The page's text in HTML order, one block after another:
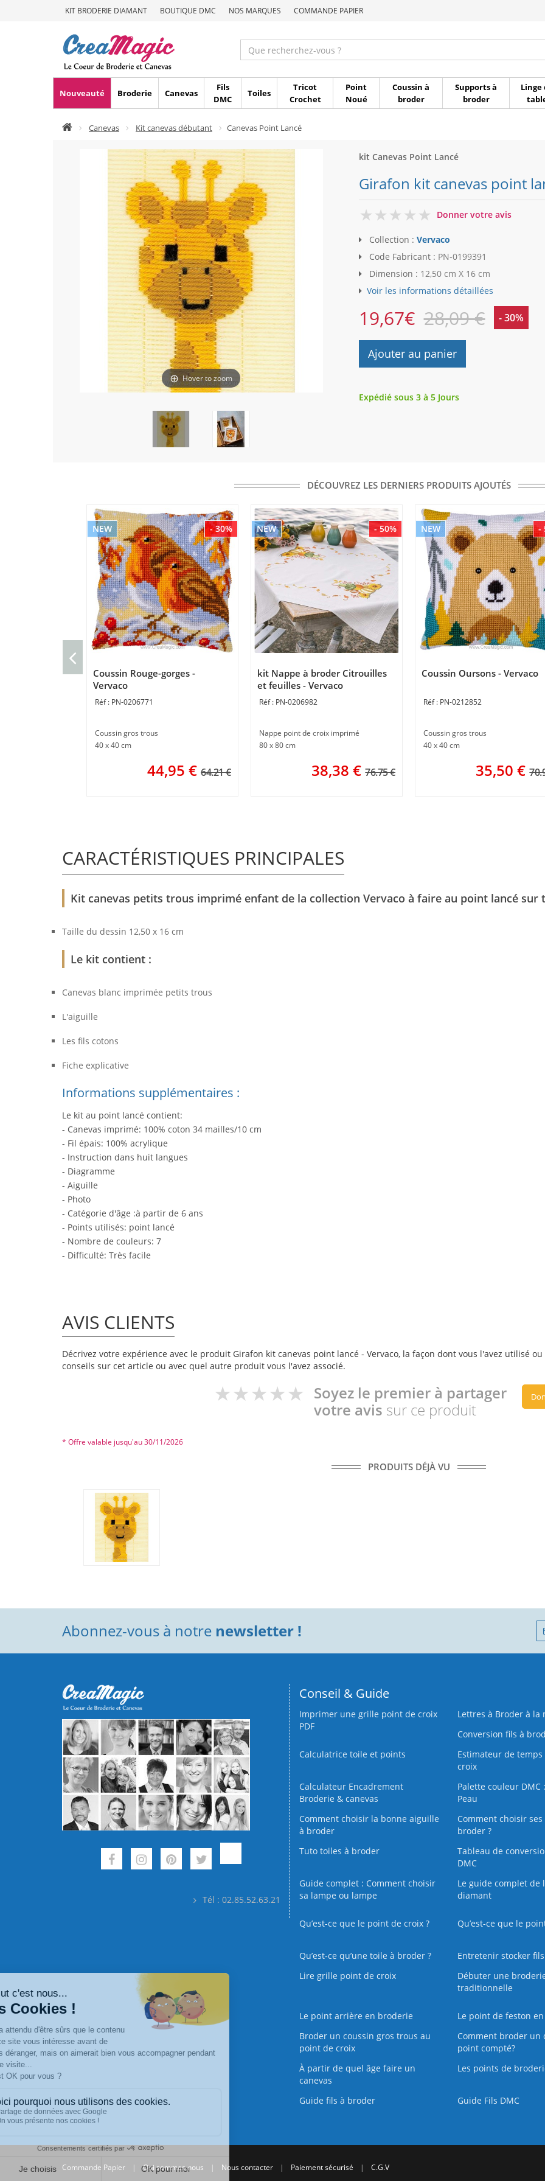
KIT BRODERIE DIAMANT BOUTIQUE DMC NOS MARQUES COMMANDE PAPIER
Nouveauté Broderie Canevas
Fils
DMC
Toiles
Tricot
Crochet
Point
Noué
Coussin à
broder
Supports à
broder
Linge
Canevas Kit canevas débutant Canevas Point Lancé
Hover to zoom
kit Canevas Point Lancé
Girafon kit canevas point
0
Donner votre avis
Collection : Vervaco
Code Fabricant : PN-0199391
Dimension : 12,50 cm X 16 cm
Voir les informations détaillées
19,67€ 28,09 € - 30%
Ajouter au panier
Expédié sous 3 à 5 Jours
DÉCOUVREZ LES DERNIERS PRODUITS AJOUTÉS
- 30%
NEW
Coussin Rouge-gorges -
Vervaco
PN-0206771
Coussin gros trous
40 x 40 cm
44,95 € 64.21 €
- 50%
NEW
kit Nappe à broder Citrouilles
et feuilles - Vervaco
PN-0206982
Nappe point de croix imprimé
80 x 80 cm
38,38 € 76.75 €
-
NEW
Coussin Oursons - Vervaco
PN-0212852
Coussin gros trous
40 x 40 cm
35,50 €
CARACTÉRISTIQUES PRINCIPALES
Kit canevas petits trous imprimé enfant de la collection Vervaco à faire au point lancé sur
Taille du dessin 12,50 x 16 cm
Le kit contient :
Canevas blanc imprimée petits trous
L'aiguille
Les fils cotons
Fiche explicative
Informations supplémentaires :
Le kit au point lancé contient:
- Canevas imprimé: 100% coton 34 mailles/10 cm
- Fil épais: 100% acrylique
- Instruction dans huit langues
- Diagramme
- Aiguille
- Photo
- Catégorie d'âge :à partir de 6 ans
- Points utilisés: point lancé
- Nombre de couleurs: 7
- Difficulté: Très facile
AVIS CLIENTS
Décrivez votre expérience avec le produit Girafon kit canevas point lancé - Vervaco, la façon dont vous l'avez utilisé
conseils sur cet article ou avec quel autre produit vous l'avez associé.
Soyez le premier à partager
votre avis sur ce produit
* Offre valable jusqu'au 30/11/2026
PRODUITS DÉJÀ VU
Abonnez-vous à notre newsletter !
Tél : 02.85.52.63.21
Conseil & Guide
Imprimer une grille point de croix
PDF
Lettres à Broder à la
Conversion fils à
Calculatrice toile et points
Estimateur de temps
croix
Calculateur Encadrement
Broderie & canevas
Palette couleur DMC
Peau
Comment choisir la bonne aiguille
à broder
Comment choisir ses
broder ?
Tuto toiles à broder
Tableau de
DMC
Guide complet : Comment choisir
sa lampe ou lampe
Le guide complet de
diamant
Qu’est-ce que le point de croix ?
Qu’est-ce que le
Qu’est‑ce qu’une toile à broder ?
Entretenir stocker
Lire grille point de croix
Débuter une
traditionnelle
Le point arrière en broderie
Le point de feston
Broder un coussin gros trous au
point de croix
Comment broder un
point compté?
À partir de quel âge faire un
canevas
Les points de
Guide fils à broder
Guide Fils DMC
Commande Papier | Qui sommes nous | Nous contacter | Paiement sécurisé | C.G.V